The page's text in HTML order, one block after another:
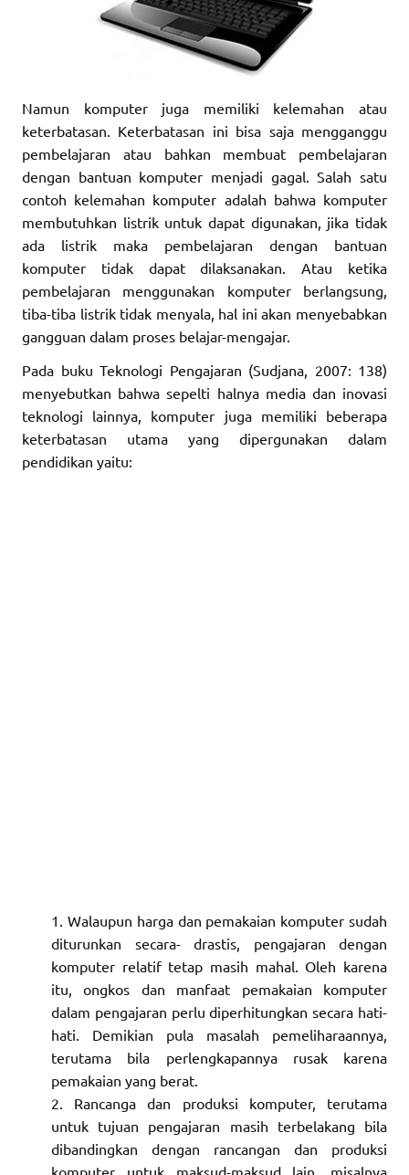
Namun komputer juga memiliki kelemahan atau
keterbatasan. Keterbatasan ini bisa saja mengganggu
pembelajaran atau bahkan membuat pembelajaran
dengan bantuan komputer menjadi gagal. Salah satu
contoh kelemahan komputer adalah bahwa komputer
membutuhkan listrik untuk dapat digunakan, jika tidak
ada listrik maka pembelajaran dengan bantuan
komputer tidak dapat dilaksanakan. Atau ketika
pembelajaran menggunakan komputer berlangsung,
tiba-tiba listrik tidak menyala, hal ini akan menyebabkan
gangguan dalam proses belajar-mengajar.
Pada buku Teknologi Pengajaran (Sudjana, 2007: 138)
menyebutkan bahwa sepelti halnya media dan inovasi
teknologi lainnya, komputer juga memiliki beberapa
keterbatasan utama yang dipergunakan dalam
pendidikan yaitu:
Walaupun harga dan pemakaian komputer sudah
diturunkan secara- drastis, pengajaran dengan
komputer relatif tetap masih mahal. Oleh karena
itu, ongkos dan manfaat pemakaian komputer
dalam pengajaran perlu diperhitungkan secara hati-
hati. Demikian pula masalah pemeliharaannya,
terutama bila perlengkapannya rusak karena
pemakaian yang berat.
Rancanga dan produksi komputer, terutama
untuk tujuan pengajaran masih terbelakang bila
dibandingkan dengan rancangan dan produksi
komputer untuk maksud-maksud lain, misalnya